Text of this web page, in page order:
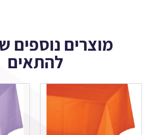
מוצרים נוספים
להתאים